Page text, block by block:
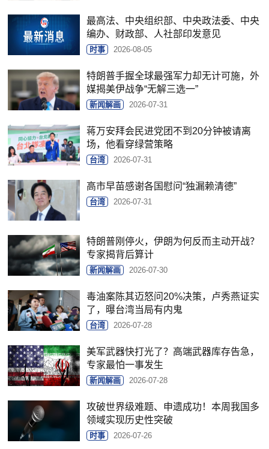
最高法、中央组织部、中央政法委、中央
编办、财政部、人社部印发意见
时事 2026-08-05
特朗普手握全球最强军力却无计可施，外
媒揭美伊战争“无解三选一”
新闻解画 2026-07-31
蒋万安拜会民进党团不到20分钟被请离
场，他看穿绿营策略
台湾 2026-07-31
高市早苗感谢各国慰问“独漏赖清德”
台湾 2026-07-31
特朗普刚停火，伊朗为何反而主动开战？
专家揭背后算计
新闻解画 2026-07-30
毒油案陈其迈怒问20%决策，卢秀燕证实
了，曝台湾当局有内鬼
台湾 2026-07-28
美军武器快打光了？高端武器库存告急，
专家最怕一事发生
新闻解画 2026-07-28
攻破世界级难题、申遗成功！本周我国多
领域实现历史性突破
时事 2026-07-26